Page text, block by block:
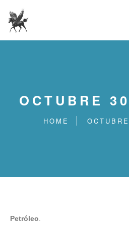
OCTUBRE
HOME
Petróleo